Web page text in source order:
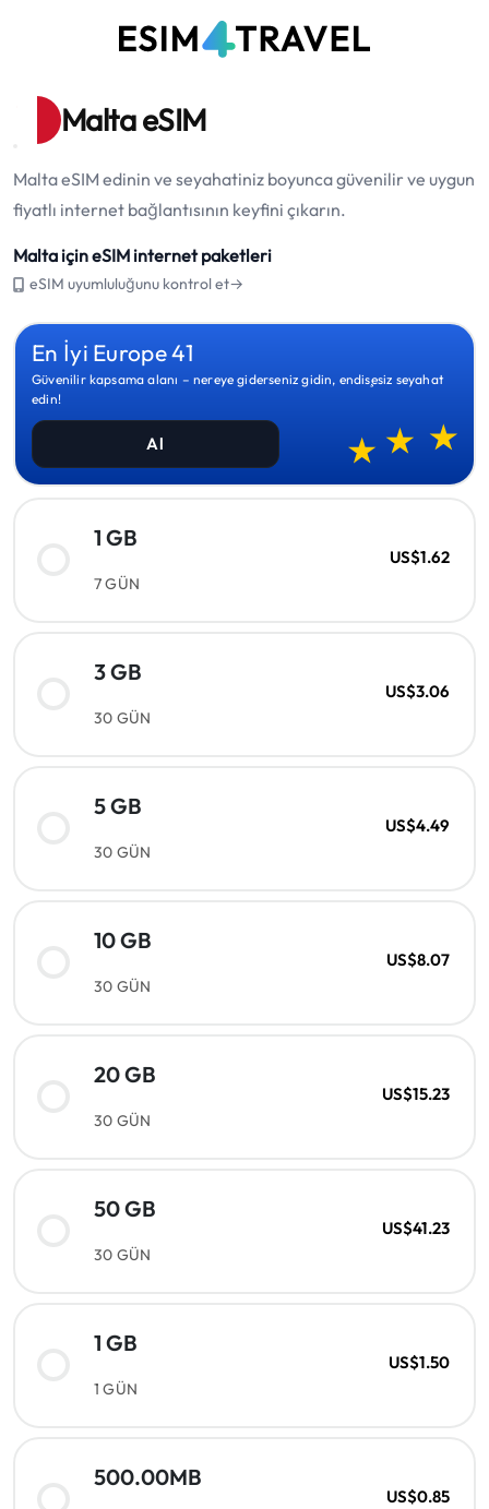
Malta eSIM
Malta eSIM edinin ve seyahatiniz boyunca güvenilir ve uygun
fiyatlı internet bağlantısının keyfini çıkarın.
Malta için eSIM internet paketleri
eSIM uyumluluğunu kontrol et→
En İyi Europe 41
Güvenilir kapsama alanı – nereye giderseniz gidin, endişesiz seyahat
edin!
Al
1 GB
7 GÜN
US$1.62
3 GB
30 GÜN
US$3.06
5 GB
30 GÜN
US$4.49
10 GB
30 GÜN
US$8.07
20 GB
30 GÜN
US$15.23
50 GB
30 GÜN
US$41.23
1 GB
1 GÜN
US$1.50
500.00MB
US$0.85